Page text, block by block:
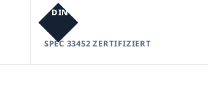
DIN
SPEC 33452 ZERTIFIZIERT